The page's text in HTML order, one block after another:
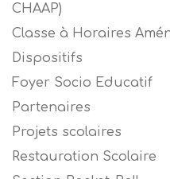
CHAAP)
Classe à Horaires
Dispositifs
Foyer Socio Educatif
Partenaires
Projets scolaires
Restauration Scolaire